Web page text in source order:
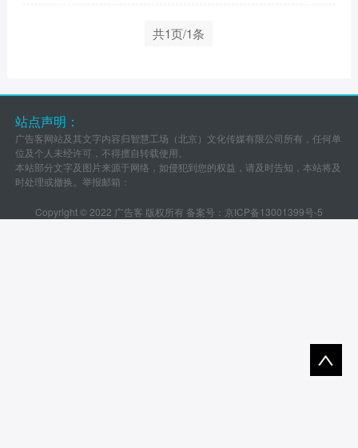
共1页/1条
站点声明：
广告客网站及其文字内容归智慧工场（北京）文化传媒有限公司所有，任何单
位及个人未经许可，不得擅自转载使用。
本站部分文字及图片来源于网络，如侵犯到您的权益，请及时告知，本站将及
时处理或撤换。举报邮箱：
Copyright © 2022 广告客 版权所有 备案号： 京ICP备13001399号-5